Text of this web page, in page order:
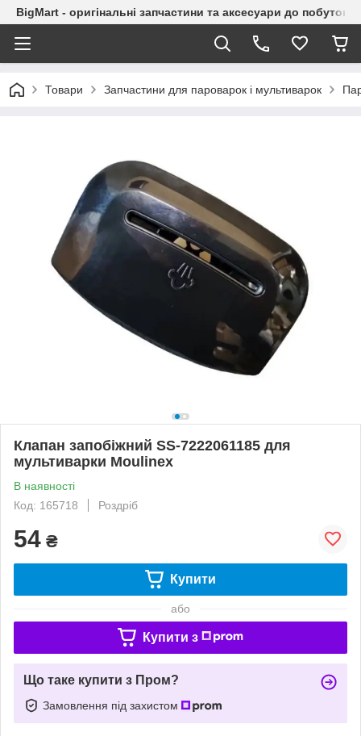
BigMart - оригінальні запчастини та аксесуари до побутової
Товари Запчастини для пароварок і мультиварок
Клапан запобіжний SS-7222061185 для
мультиварки Moulinex
В наявності
Код: 165718
Роздріб
54 ₴
Купити
або
Купити з
Що таке купити з Пром?
Замовлення під захистом